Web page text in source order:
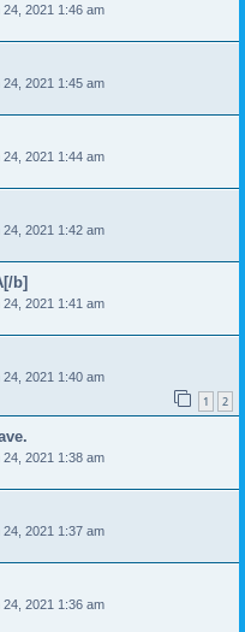
24, 2021 1:46 am
24, 2021 1:45 am
24, 2021 1:44 am
24, 2021 1:42 am
b]
24, 2021 1:41 am
24, 2021 1:40 am
1 2
24, 2021 1:38 am
24, 2021 1:37 am
24, 2021 1:36 am